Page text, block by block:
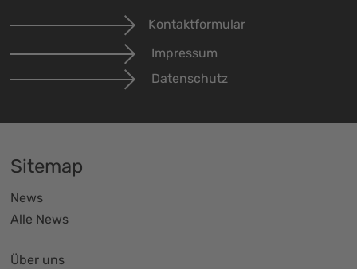
Kontaktformular
Impressum
Datenschutz
Sitemap
News
Alle News
Über uns